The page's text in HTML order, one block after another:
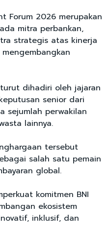
Forum 2026 merupakan
mitra perbankan,
strategis atas kinerja
dihadiri oleh jajaran
senior dari
sejumlah perwakilan
lainnya.
tersebut
salah satu pemain
global.
komitmen BNI
ekosistem
inklusif, dan